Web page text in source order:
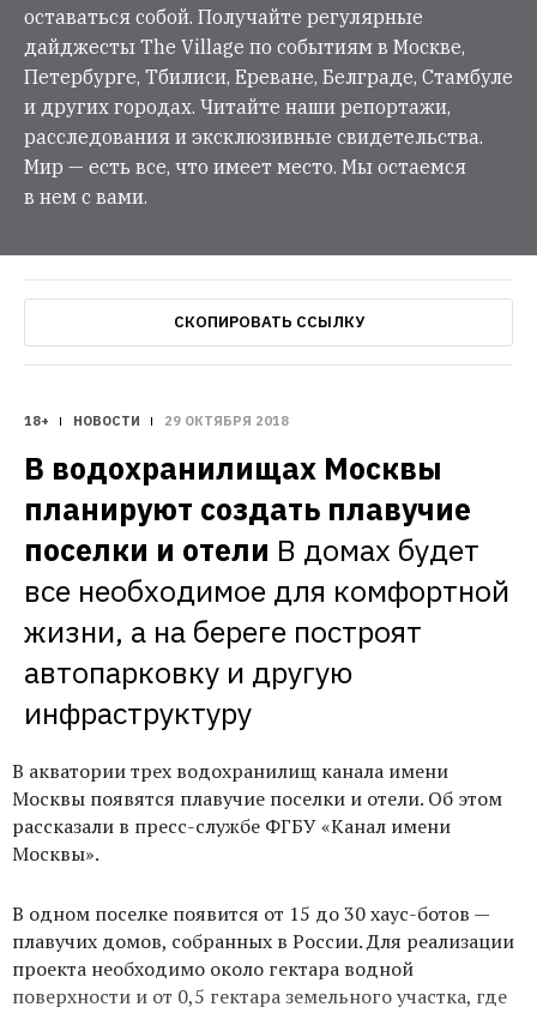
оставаться собой. Получайте регулярные
дайджесты The Village по событиям в Москве,
Петербурге, Тбилиси, Ереване, Белграде, Стамбуле
и других городах. Читайте наши репортажи,
расследования и эксклюзивные свидетельства.
Мир — есть все, что имеет место. Мы остаемся
в нем с вами.
СКОПИРОВАТЬ ССЫЛКУ
18+ НОВОСТИ 29 ОКТЯБРЯ 2018
В водохранилищах Москвы
планируют создать плавучие
поселки и отели В домах будет
все необходимое для комфортной
жизни, а на береге построят
автопарковку и другую
инфраструктуру
В акватории трех водохранилищ канала имени
Москвы появятся плавучие поселки и отели. Об этом
рассказали в пресс-службе ФГБУ «Канал имени
Москвы».
В одном поселке появится от 15 до 30 хаус-ботов —
плавучих домов, собранных в России. Для реализации
проекта необходимо около гектара водной
поверхности и от 0,5 гектара земельного участка, где